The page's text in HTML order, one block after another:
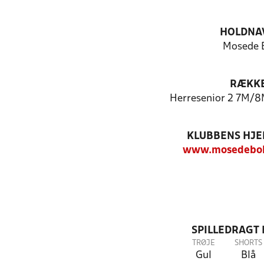
Mosede
Herresenior 2 7M/
KLUBBENS
SPILLEDRAGT
TRØJE
Gul
SHORTS
Blå